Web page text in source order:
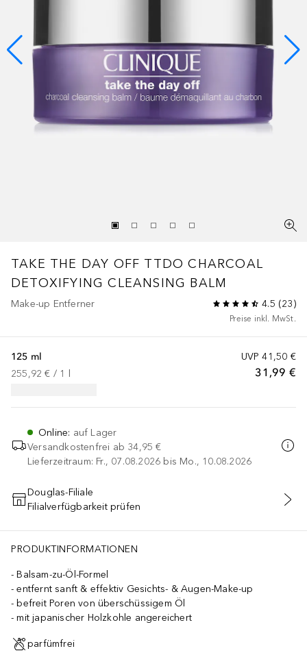
TAKE THE DAY OFF TTDO CHARCOAL
DETOXIFYING CLEANSING BALM
Make-up Entferner 4.5 (23)
Preise inkl. MwSt.
UVP 41,50 €
31,99 €
125 ml
255,92 € / 1
Online: auf Lager
Versandkostenfrei ab 34,95 €
Lieferzeitraum: Fr., 07.08.2026 bis Mo., 10.08.2026
IN DEN WARENKORB
Douglas-Filiale
Filialverfügbarkeit prüfen
PRODUKTINFORMATIONEN
Balsam-zu-Öl-Formel
entfernt sanft & effektiv Gesichts- & Augen-Make-up
befreit Poren von überschüssigem Öl
mit japanischer Holzkohle angereichert
parfümfrei